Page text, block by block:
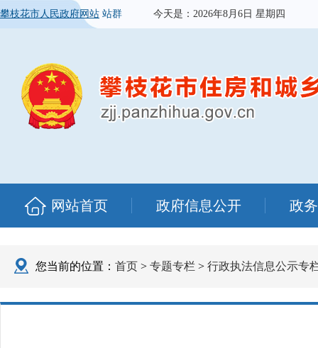
攀枝花市人民政府网站 站群 今天是： 2026年8月6日 星期四
网站首页 政府信息公开 政
您当前的位置： 首页 > 专题专栏 > 行政执法信息公示专